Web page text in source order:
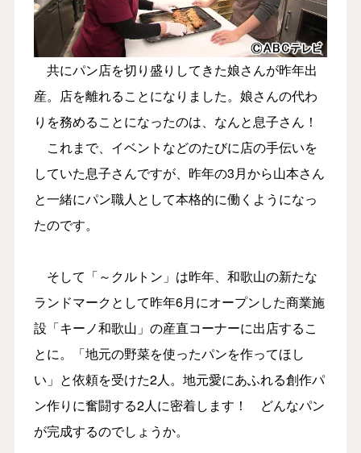
共にパン店を切り盛りしてきた娘さんが昨年出
産。店を離れることになりました。娘さんの代わ
りを務めることになったのは、なんと息子さん！
これまで、イベントなどのたびに店の手伝いを
していた息子さんですが、昨年の3月から山本さん
と一緒にパン職人として本格的に働くようになっ
たのです。
そして「～クルトン」は昨年、和歌山の新たな
ランドマークとして昨年6月にオープンした商業施
設「キーノ和歌山」の産直コーナーに出店するこ
とに。「地元の野菜を使ったパンを作ってほし
い」と依頼を受けた2人。地元愛にあふれる創作パ
ン作りに奮闘する2人に密着します！ どんなパン
が完成するのでしょうか。